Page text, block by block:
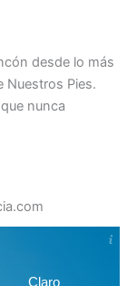
desde lo más
Nuestros Pies.
nunca
Claro